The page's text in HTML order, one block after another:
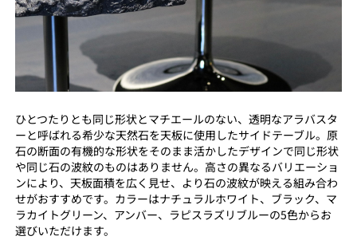
ひとつたりとも同じ形状とマチエールのない、透明なアラバスタ
ーと呼ばれる希少な天然石を天板に使用したサイドテーブル。原
石の断面の有機的な形状をそのまま活かしたデザインで同じ形状
や同じ石の波紋のものはありません。高さの異なるバリエーショ
ンにより、天板面積を広く見せ、より石の波紋が映える組み合わ
せがおすすめです。カラーはナチュラルホワイト、ブラック、マ
ラカイトグリーン、アンバー、ラピスラズリブルーの5色からお
選びいただけます。